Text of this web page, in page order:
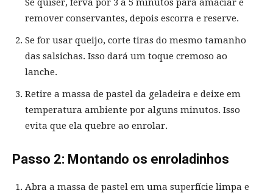
remover conservantes, depois escorra e reserve.
Se for usar queijo, corte tiras do mesmo tamanho
das salsichas. Isso dará um toque cremoso ao
lanche.
Retire a massa de pastel da geladeira e deixe em
temperatura ambiente por alguns minutos. Isso
evita que ela quebre ao enrolar.
Passo 2: Montando os enroladinhos
Abra a massa de pastel em uma superfície limpa e